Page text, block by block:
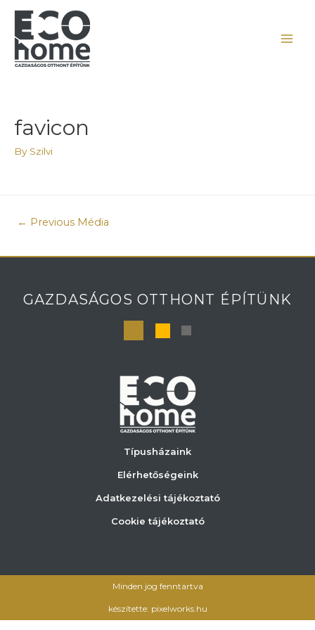
favicon
By Szilvi
← Previous Média
GAZDASÁGOS OTTHONT ÉPÍTÜNK
Típusházaink
Elérhetőségeink
Adatkezelési tájékoztató
Cookie tájékoztató
Minden jog fenntartva
készítette: pixelworks.hu